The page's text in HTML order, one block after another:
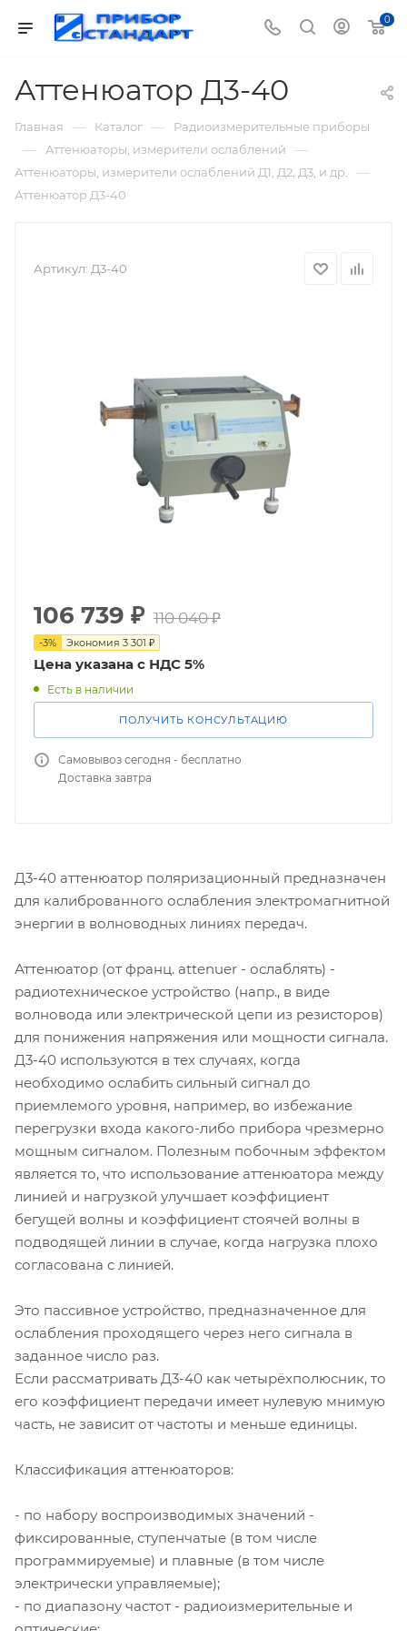
0
Аттенюатор Д3-40
Главная — Каталог — Радиоизмерительные приборы
— Аттенюаторы, измерители ослаблений —
Аттенюаторы, измерители ослаблений Д1, Д2, Д3, и др. —
Аттенюатор Д3-40
Артикул: Д3-40
106 739 ₽ 110 040₽
-3% Экономия 3 301 ₽
Цена указана с НДС 5%
Есть в наличии
ПОЛУЧИТЬ КОНСУЛЬТАЦИЮ
Самовывоз сегодня - бесплатно
Доставка завтра
Д3-40 аттенюатор поляризационный предназначен
для калиброванного ослабления электромагнитной
энергии в волноводных линиях передач.
Аттенюатор (от франц. attenuer - ослаблять) -
радиотехническое устройство (напр., в виде
волновода или электрической цепи из резисторов)
для понижения напряжения или мощности сигнала.
Д3-40 используются в тех случаях, когда
необходимо ослабить сильный сигнал до
приемлемого уровня, например, во избежание
перегрузки входа какого-либо прибора чрезмерно
мощным сигналом. Полезным побочным эффектом
является то, что использование аттенюатора между
линией и нагрузкой улучшает коэффициент
бегущей волны и коэффициент стоячей волны в
подводящей линии в случае, когда нагрузка плохо
согласована с линией.
Это пассивное устройство, предназначенное для
ослабления проходящего через него сигнала в
заданное число раз.
Если рассматривать Д3-40 как четырёхполюсник, то
его коэффициент передачи имеет нулевую мнимую
часть, не зависит от частоты и меньше единицы.
Классификация аттенюаторов:
- по набору воспроизводимых значений -
фиксированные, ступенчатые (в том числе
программируемые) и плавные (в том числе
электрически управляемые);
- по диапазону частот - радиоизмерительные и